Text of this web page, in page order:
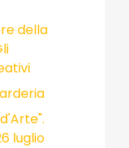
della
luglio